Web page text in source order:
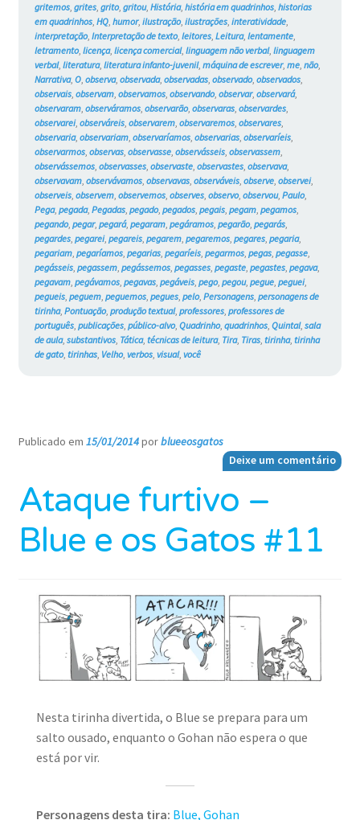
gritemos, grites, grito, gritou, História, história em quadrinhos, historias
em quadrinhos, HQ, humor, ilustração, ilustrações, interatividade,
interpretação, Interpretação de texto, leitores, Leitura, lentamente,
letramento, licença, licença comercial, linguagem não verbal, linguagem
verbal, literatura, literatura infanto-juvenil, máquina de escrever, me, não,
Narrativa, O, observa, observada, observadas, observado, observados,
observais, observam, observamos, observando, observar, observará,
observaram, observáramos, observarão, observaras, observardes,
observarei, observáreis, observarem, observaremos, observares,
observaria, observariam, observaríamos, observarias, observaríeis,
observarmos, observas, observasse, observásseis, observassem,
observássemos, observasses, observaste, observastes, observava,
observavam, observávamos, observavas, observáveis, observe, observei,
observeis, observem, observemos, observes, observo, observou, Paulo,
Pega, pegada, Pegadas, pegado, pegados, pegais, pegam, pegamos,
pegando, pegar, pegará, pegaram, pegáramos, pegarão, pegarás,
pegardes, pegarei, pegareis, pegarem, pegaremos, pegares, pegaria,
pegariam, pegaríamos, pegarias, pegaríeis, pegarmos, pegas, pegasse,
pegásseis, pegassem, pegássemos, pegasses, pegaste, pegastes, pegava,
pegavam, pegávamos, pegavas, pegáveis, pego, pegou, pegue, peguei,
pegueis, peguem, peguemos, pegues, pelo, Personagens, personagens de
tirinha, Pontuação, produção textual, professores, professores de
português, publicações, público-alvo, Quadrinho, quadrinhos, Quintal, sala
de aula, substantivos, Tática, técnicas de leitura, Tira, Tiras, tirinha, tirinha
de gato, tirinhas, Velho, verbos, visual, você
Publicado em 15/01/2014porblueeosgatos
Deixe um comentário
Ataque furtivo –
Blue e os Gatos #11
Nesta tirinha divertida, o Blue se prepara para um
salto ousado, enquanto o Gohan não espera o que
está por vir.
Personagens desta tira: Blue, Gohan